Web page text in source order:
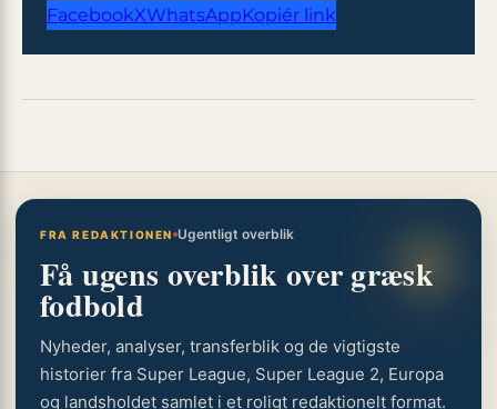
FacebookXWhatsAppKopiér link
FRA REDAKTIONEN Ugentligt overblik
Få ugens overblik over græsk
fodbold
Nyheder, analyser, transferblik og de vigtigste
historier fra Super League, Super League 2, Europa
og landsholdet samlet i et roligt redaktionelt format.